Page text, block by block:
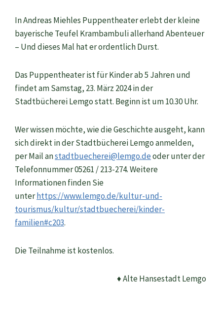
In Andreas Miehles Puppentheater erlebt der kleine
bayerische Teufel Krambambuli allerhand Abenteuer
– Und dieses Mal hat er ordentlich Durst.
Das Puppentheater ist für Kinder ab 5 Jahren und
findet am Samstag, 23. März 2024 in der
Stadtbücherei Lemgo statt. Beginn ist um 10.30 Uhr.
Wer wissen möchte, wie die Geschichte ausgeht, kann
sich direkt in der Stadtbücherei Lemgo anmelden,
per Mail anstadtbuecherei@lemgo.deoder unter der
Telefonnummer 05261 / 213-274. Weitere
Informationen finden Sie
unterhttps://www.lemgo.de/kultur-und-
tourismus/kultur/stadtbuecherei/kinder-
familien#c203.
Die Teilnahme ist kostenlos.
♦ Alte Hansestadt Lemgo